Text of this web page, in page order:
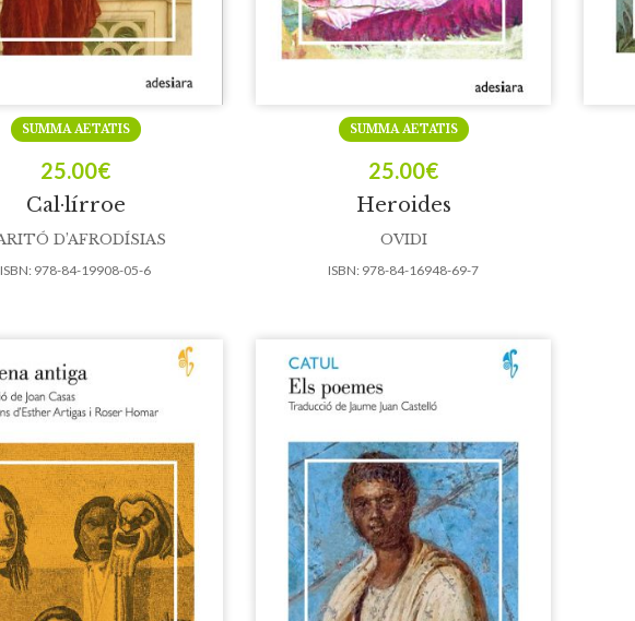
Cal·lírroe
SUMMA AETATIS
25.00€
D’AFRODÍSIAS
ISBN: 978-84-19908-05-6
Heroides
SUMMA AETATIS
25.00€
OVIDI
ISBN: 978-84-16948-69-7